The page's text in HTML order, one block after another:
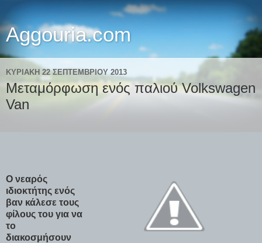
Aggouria.com
ΚΥΡΙΑΚΉ 22 ΣΕΠΤΕΜΒΡΊΟΥ 2013
Μεταμόρφωση ενός παλιού Volkswagen
Van
Ο νεαρός
ιδιοκτήτης ενός
βαν κάλεσε τους
φίλους του για να
το
διακοσμήσουν